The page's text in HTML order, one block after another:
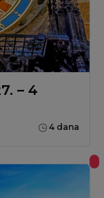
– 4
4 dana